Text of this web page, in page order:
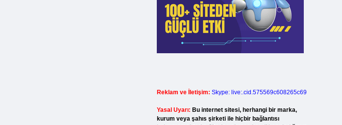
Reklam ve İletişim: Skype: live:.cid.575569c608265c69
Yasal Uyarı: Bu internet sitesi, herhangi bir marka,
kurum veya şahıs şirketi ile hiçbir bağlantısı